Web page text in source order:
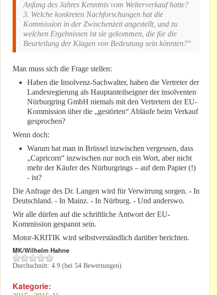
Anfang des Jahres Kenntnis vom Weiterverkauf hatte?
3. Welche konkreten Nachforschungen hat die
Kommission in der Zwischenzeit angestellt, und zu
welchen Ergebnissen ist sie gekommen, die für die
Beurteilung der Klagen von Bedeutung sein könnten?"
Man muss sich die Frage stellen:
Haben die Insolvenz-Sachwalter, haben die Vertreter der
Landesregierung als Hauptanteilseigner der insolventen
Nürburgring GmbH niemals mit den Vertretern der EU-
Kommission über die „gestörten“ Abläufe beim Verkauf
gesprochen?
Wenn doch:
Warum hat man in Brüssel inzwischen vergessen, dass
„Capricorn“ inzwischen nur noch ein Wort, aber nicht
mehr der Käufer des Nürburgrings – auf dem Papier (!)
- ist?
Die Anfrage des Dr. Langen wird für Verwirrung sorgen. - In
Deutschland. - In Mainz. - In Nürburg. - Und anderswo.
Wir alle dürfen auf die schriftliche Antwort der EU-
Kommission gespannt sein.
Motor-KRITIK wird selbstverständlich darüber berichten.
MK/Wilhelm Hahne
Durchschnitt: 4.9 (bei 54 Bewertungen)
Kategorie: